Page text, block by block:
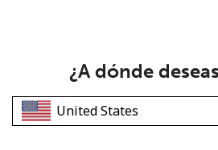
¿A dónde